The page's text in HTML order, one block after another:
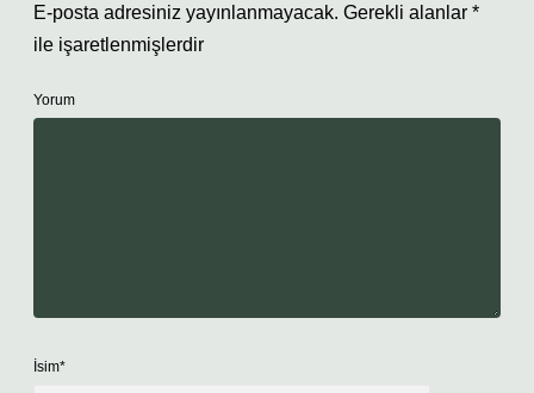
E-posta adresiniz yayınlanmayacak. Gerekli alanlar *
ile işaretlenmişlerdir
Yorum
İsim*